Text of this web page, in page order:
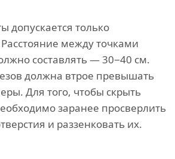
допускается только
между точками
составлять — 30−40 см.
должна втрое превышать
Для того, чтобы скрыть
заранее просверлить
и раззенковать их.